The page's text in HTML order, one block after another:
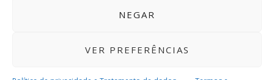
NEGAR
VER PREFERÊNCIAS